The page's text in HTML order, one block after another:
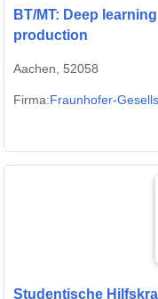
BT/MT: Deep
production
Aachen, 52058
Firma:Fraunhofer-
Studentische